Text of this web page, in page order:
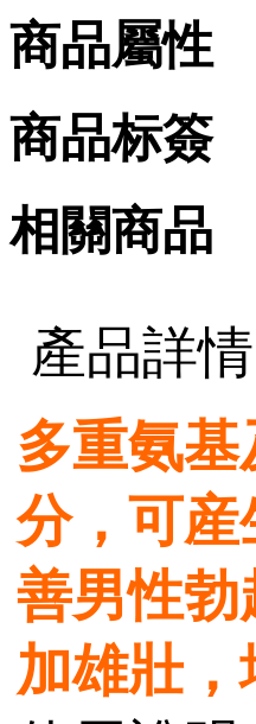
商品屬性
商品标簽
相關商品
產品詳情
多重氨
分，可
善男性
加雄壯，